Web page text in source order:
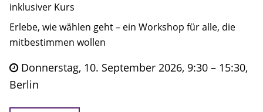
inklusiver Kurs
Erlebe, wie wählen geht – ein Workshop für alle, die
mitbestimmen wollen
Donnerstag, 10. September 2026, 9:30 – 15:30,
Berlin